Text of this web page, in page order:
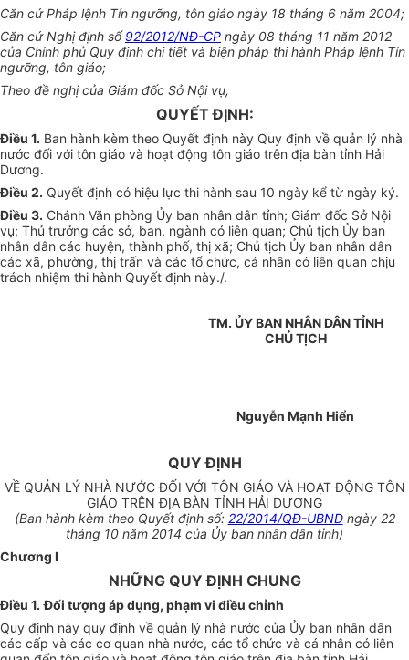
Căn cứ Pháp lệnh Tín ngưỡng, tôn giáo ngày 18 tháng 6 năm 2004;
Căn cứ Nghị định số92/2012/NĐ-CP ngày 08 tháng 11 năm 2012
của Chính phủ Quy định chi tiết và biện pháp thi hành Pháp lệnh Tín
ngưỡng, tôn giáo;
Theo đề nghị của Giám đốc Sở Nội vụ,
QUYẾT ĐỊNH:
Điều 1. Ban hành kèm theo Quyết định này Quy định về quản lý nhà
nước đối với tôn giáo và hoạt động tôn giáo trên địa bàn tỉnh Hải
Dương.
Điều 2. Quyết định có hiệu lực thi hành sau 10 ngày kể từ ngày ký.
Điều 3. Chánh Văn phòng Ủy ban nhân dân tỉnh; Giám đốc Sở Nội
vụ; Thủ trưởng các sở, ban, ngành có liên quan; Chủ tịch Ủy ban
nhân dân các huyện, thành phố, thị xã; Chủ tịch Ủy ban nhân dân
các xã, phường, thị trấn và các tổ chức, cá nhân có liên quan chịu
trách nhiệm thi hành Quyết định này./.
TM. ỦY BAN NHÂN DÂN TỈNH
CHỦ TỊCH
Nguyễn Mạnh Hiển
QUY ĐỊNH
VỀ QUẢN LÝ NHÀ NƯỚC ĐỐI VỚI TÔN GIÁO VÀ HOẠT ĐỘNG TÔN
GIÁO TRÊN ĐỊA BÀN TỈNH HẢI DƯƠNG
(Ban hành kèm theo Quyết định số: 22/2014/QĐ-UBNDngày 22
tháng 10 năm 2014 của Ủy ban nhân dân tỉnh)
Chương I
NHỮNG QUY ĐỊNH CHUNG
Điều 1. Đối tượng áp dụng, phạm vi điều chỉnh
Quy định này quy định về quản lý nhà nước của Ủy ban nhân dân
các cấp và các cơ quan nhà nước, các tổ chức và cá nhân có liên